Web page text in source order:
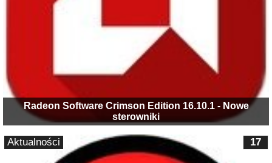
Radeon Software Crimson Edition 16.10.1 - Nowe
sterowniki
17
Aktualności